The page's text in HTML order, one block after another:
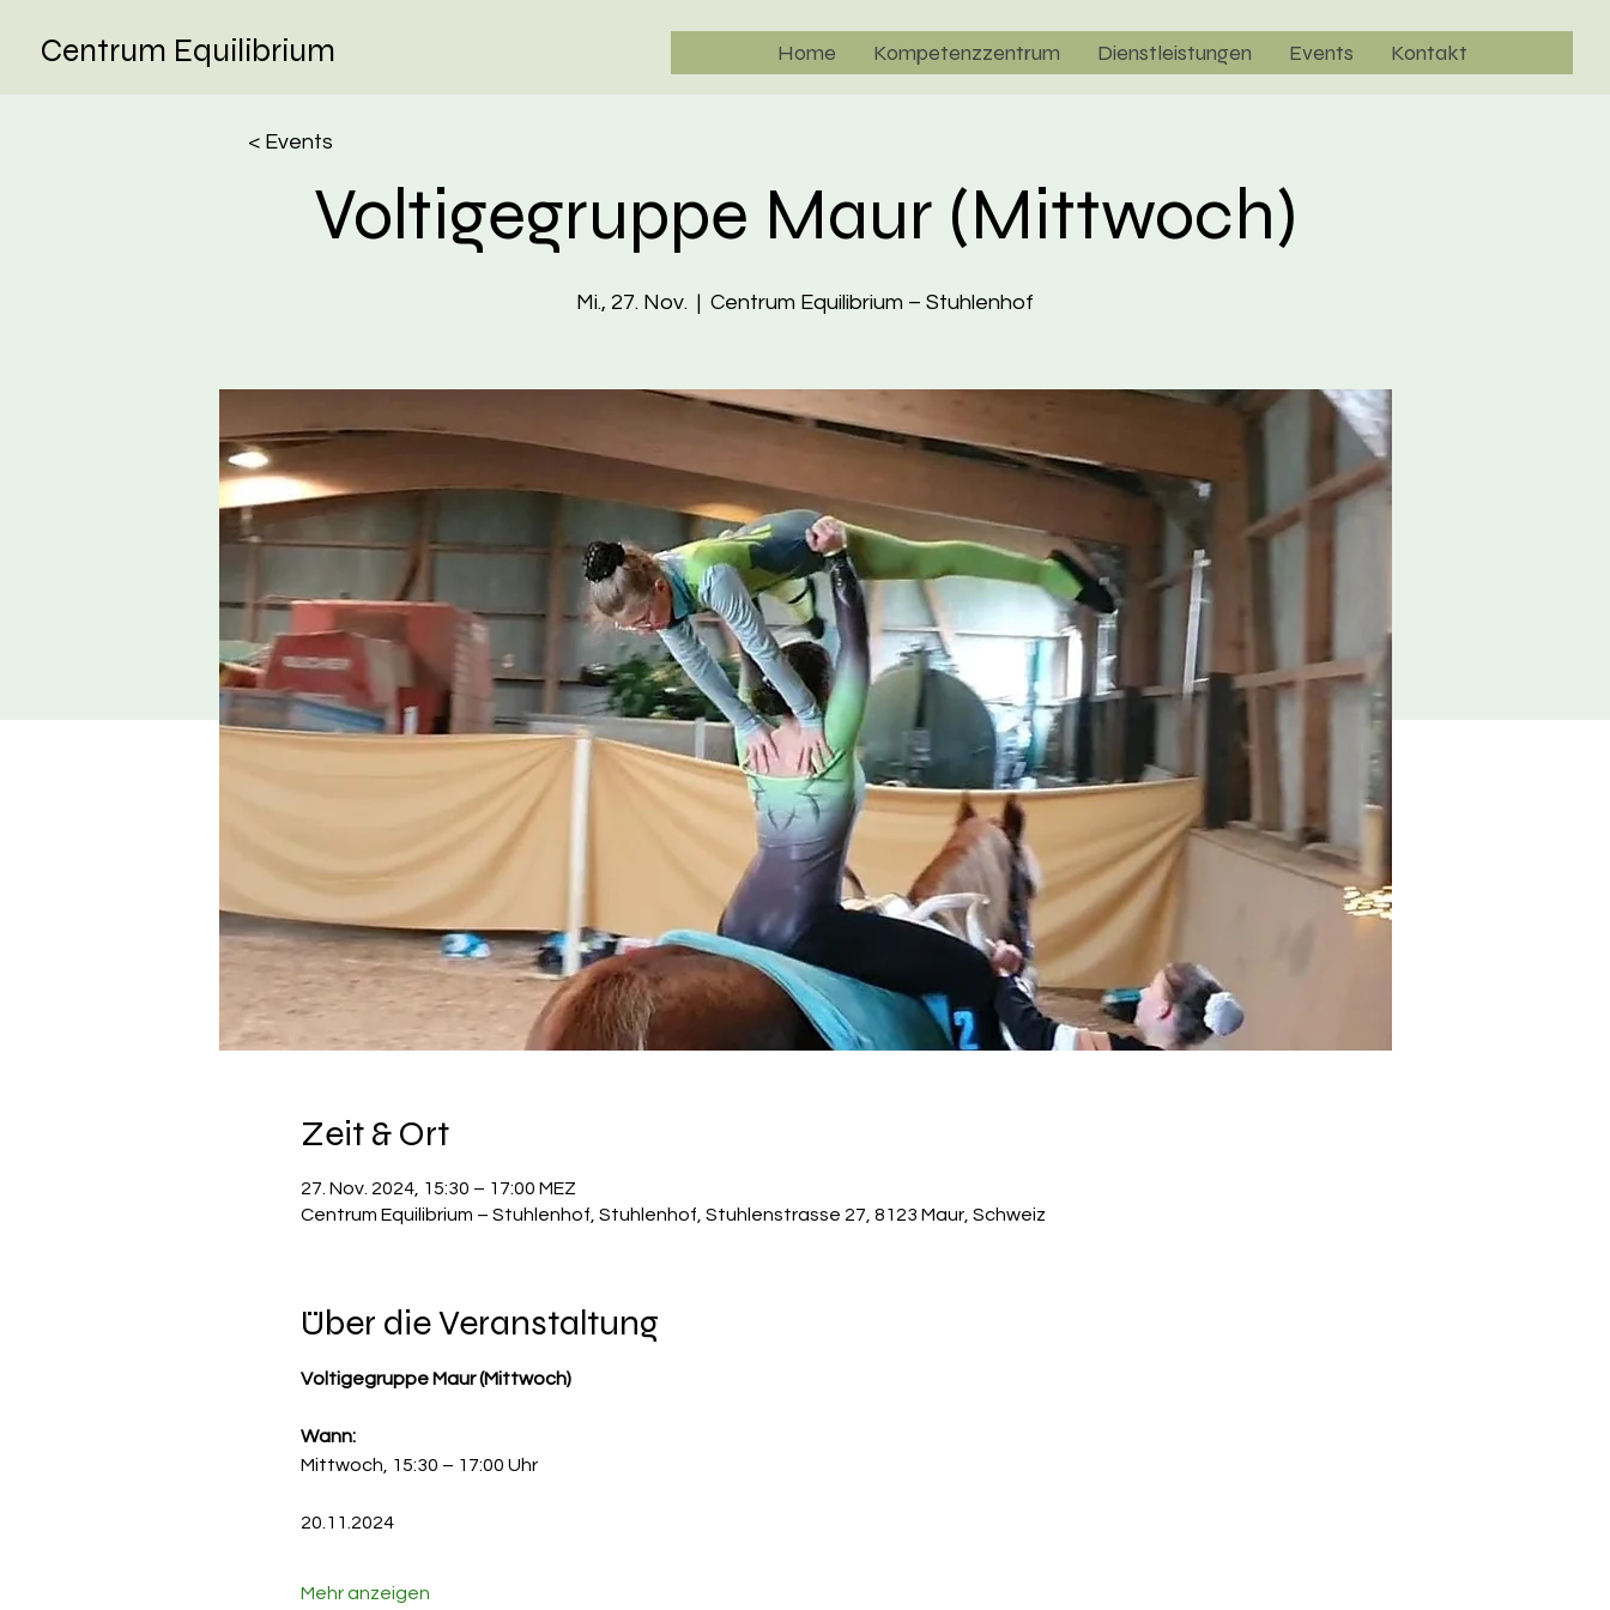
Centrum Equilibrium Home Kompetenzzentrum Dienstleistungen Events Kontakt
Voltigegruppe Maur (Mittwoch)
Mi., 27. Nov.
  |
Centrum Equilibrium – Stuhlenhof
Zeit & Ort
27. Nov. 2024, 15:30 – 17:00 MEZ
Centrum Equilibrium – Stuhlenhof, Stuhlenhof, Stuhlenstrasse 27, 8123 Maur, Schweiz
Über die Veranstaltung
Voltigegruppe Maur (Mittwoch)
Wann:
Mittwoch, 15:30 – 17:00 Uhr
20.11.2024
Mehr anzeigen
< Events